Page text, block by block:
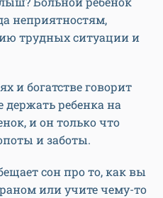
неприятностям,
трудных ситуации и
и богатстве говорит
держать ребенка на
и он только что
и заботы.
сон про то, как вы
или учите чему-то